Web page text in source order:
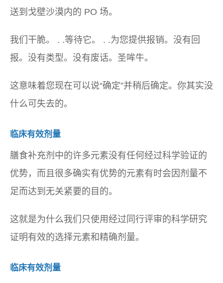
送到戈壁沙漠内的 PO 场。
我们干脆。 . .等待它。 . .为您提供报销。没有回
报。没有类型。没有废话。圣哞牛。
这意味着您现在可以说“确定”并稍后确定。你其实没
什么可失去的。
临床有效剂量
膳食补充剂中的许多元素没有任何经过科学验证的
优势，而且很多确实有优势的元素有时会因剂量不
足而达到无关紧要的目的。
这就是为什么我们只使用经过同行评审的科学研究
证明有效的选择元素和精确剂量。
临床有效剂量